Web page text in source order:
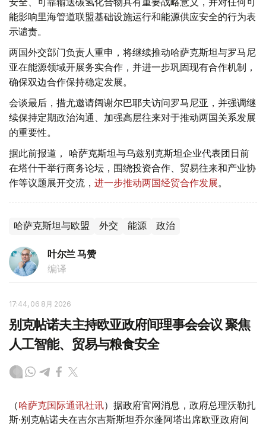
能影响里海管道联盟基础设施运行和能源供应安全的行为表
示谴责。
两国外交部门负责人重申，将继续推动哈萨克斯坦与罗马尼
亚在能源领域开展务实合作，并进一步巩固现有合作机制，
确保双边合作保持稳定发展。
会谈最后，措尤邀请阔谢尔巴耶夫访问罗马尼亚，并强调继
续保持定期政治沟通、加强高层往来对于推动两国关系发展
的重要性。
据此前报道， 哈萨克斯坦与乌兹别克斯坦企业代表团日前
在塔什干举行商务论坛，围绕投资合作、贸易往来和产业协
作等议题展开交流， 进一步推动两国经贸合作发展。
哈萨克斯坦与欧盟 外交 能源 政治
叶尔兰 马赞
编译
17:44, 06 8月 2026
别克帖诺夫主持欧亚政府间理事会会议 聚焦
人工智能、贸易与粮食安全
（哈萨克国际通讯社讯）据政府官网消息，政府总理沃勒扎
斯·别克帖诺夫在吉尔吉斯斯坦乔尔蓬阿塔出席欧亚政府间